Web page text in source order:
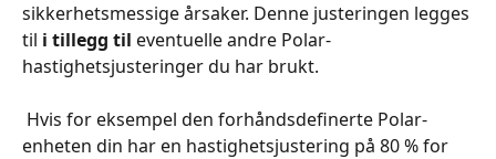
sikkerhetsmessige årsaker. Denne justeringen legges
til i tillegg til eventuelle andre Polar-
hastighetsjusteringer du har brukt.
enheten din har en hastighetsjustering på 80 % for